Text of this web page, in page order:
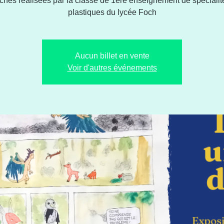
plastiques du lycée Foch
Aucun billet en vente
Voir d'autres événements